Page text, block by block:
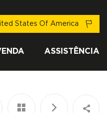
ASSISTÊNCIA
States Of America